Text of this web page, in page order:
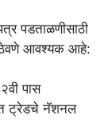
पडताळणीसाठी
ठेवणे आवश्यक आहे:
पास
ट्रेडचे नॅशनल